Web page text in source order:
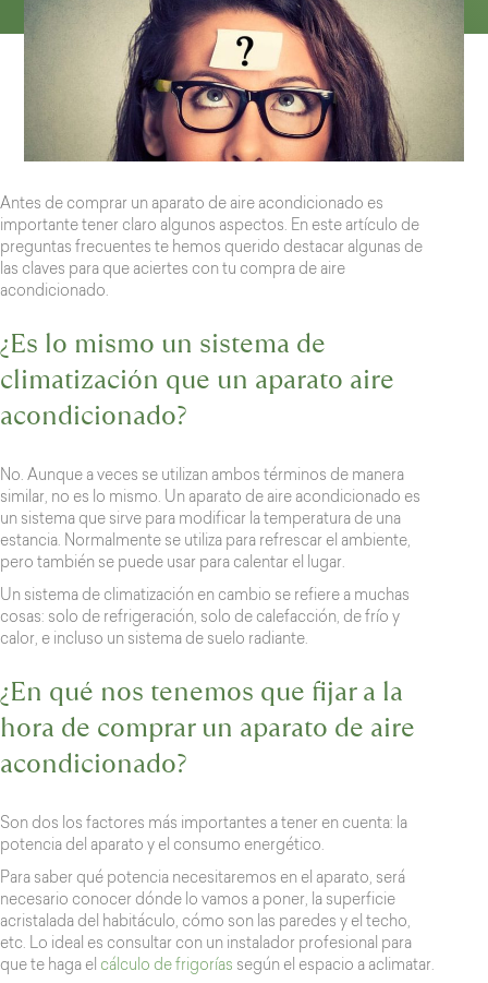
Antes de comprar un aparato de aire acondicionado es
importante tener claro algunos aspectos. En este artículo de
preguntas frecuentes te hemos querido destacar algunas de
las claves para que aciertes con tu compra de aire
acondicionado.
¿Es lo mismo un sistema de
climatización que un aparato aire
acondicionado?
No. Aunque a veces se utilizan ambos términos de manera
similar, no es lo mismo. Un aparato de aire acondicionado es
un sistema que sirve para modificar la temperatura de una
estancia. Normalmente se utiliza para refrescar el ambiente,
pero también se puede usar para calentar el lugar.
Un sistema de climatización en cambio se refiere a muchas
cosas: solo de refrigeración, solo de calefacción, de frío y
calor, e incluso un sistema de suelo radiante.
¿En qué nos tenemos que fijar a la
hora de comprar un aparato de aire
acondicionado?
Son dos los factores más importantes a tener en cuenta: la
potencia del aparato y el consumo energético.
Para saber qué potencia necesitaremos en el aparato, será
necesario conocer dónde lo vamos a poner, la superficie
acristalada del habitáculo, cómo son las paredes y el techo,
etc. Lo ideal es consultar con un instalador profesional para
que te haga el cálculo de frigorías según el espacio a aclimatar.